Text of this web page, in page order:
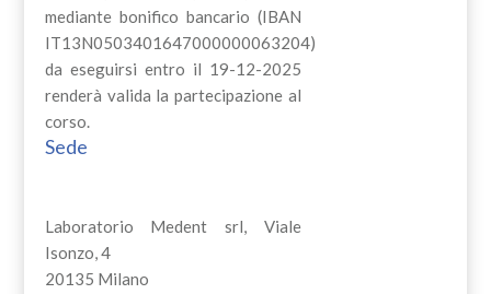
mediante bonifico bancario (IBAN
IT13N0503401647000000063204)
da eseguirsi entro il 19-12-2025
renderà valida la partecipazione al
corso.
Sede
Laboratorio Medent srl, Viale
Isonzo, 4
20135 Milano